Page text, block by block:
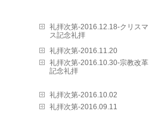
礼拝次第-2016.12.18-クリスマ
ス記念礼拝
礼拝次第-2016.11.20
礼拝次第-2016.10.30-宗教改革
記念礼拝
礼拝次第-2016.10.02
礼拝次第-2016.09.11